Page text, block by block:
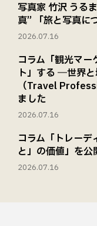
写真家 竹沢 うる
真” 「旅と写真に
2026.07.16
コラム「観光マ
ト」する ―世界
（Travel
ました
2026.07.16
コラム「トレー
と」の価値」を公
2026.07.16